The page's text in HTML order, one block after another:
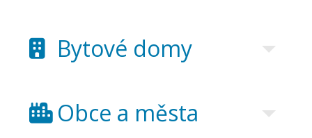
Bytové domy
Obce a města